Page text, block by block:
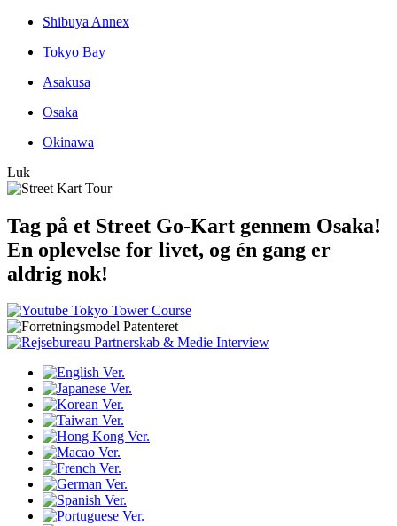
Shibuya Annex
Tokyo Bay
Asakusa
Osaka
Okinawa
Luk
Tag på et Street Go-Kart gennem Osaka!
En oplevelse for livet, og én gang er
aldrig nok!